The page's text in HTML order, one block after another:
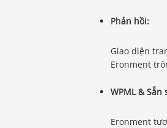
Phản hồi:
Giao diện
Eronment
WPML & Sẵn
Eronment